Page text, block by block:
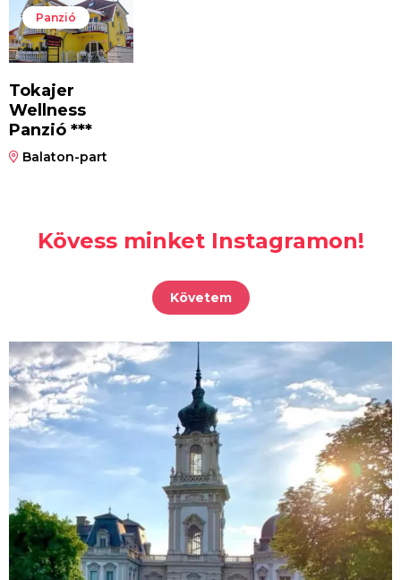
Panzió
Tokajer
Wellness
Panzió ***
Balaton-part
Kövess minket Instagramon!
Követem